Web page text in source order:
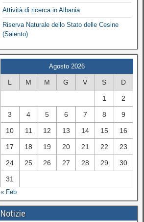
Attività di ricerca in Albania
Riserva Naturale dello Stato delle Cesine
(Salento)
Agosto 2026
L M M G V S D
1 2
3 4 5 6 7 8 9
10 11 12 13 14 15 16
17 18 19 20 21 22 23
24 25 26 27 28 29 30
31
« Feb
Notizie